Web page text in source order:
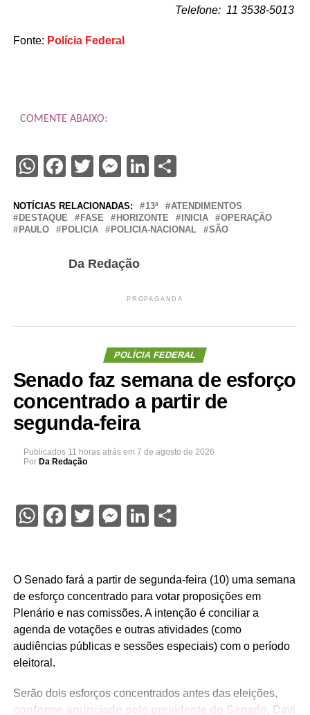
Telefone: 11 3538-5013
Fonte: Polícia Federal
COMENTE ABAIXO:
WhatsApp
Facebook
Twitter
Messenger
LinkedIn
Share
NOTÍCIAS RELACIONADAS: 13ª
ATENDIMENTOS
DESTAQUE
FASE HORIZONTE INICIA
OPERAÇÃO
PAULO
POLICIA POLICIA-NACIONAL SÃO
Da Redação
PROPAGANDA
POLÍCIA FEDERAL
Senado faz semana de esforço
concentrado a partir de
segunda-feira
Publicados 11 horas atrás em 7 de agosto de 2026
Por Da Redação
WhatsApp
Facebook
Twitter
Messenger
LinkedIn
Share
O Senado fará a partir de segunda-feira (10) uma semana
de esforço concentrado para votar proposições em
Plenário e nas comissões. A intenção é conciliar a
agenda de votações e outras atividades (como
audiências públicas e sessões especiais) com o período
eleitoral.
Serão dois esforços concentrados antes das eleições,
conforme anunciado pelo presidente do Senado , Davi